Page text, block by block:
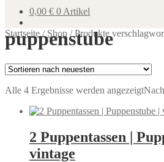
0,00 € 0 Artikel
Startseite / Shop /Produkte
puppenstube
Alle 4 Ergebnisse werden angezeigt
2 Puppentassen |
vintage